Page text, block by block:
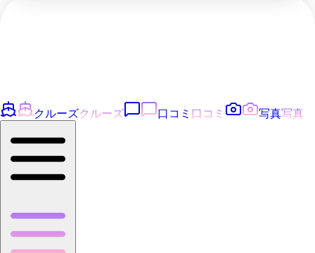
クルーズクルーズ 口コミ 口コミ 写真写真